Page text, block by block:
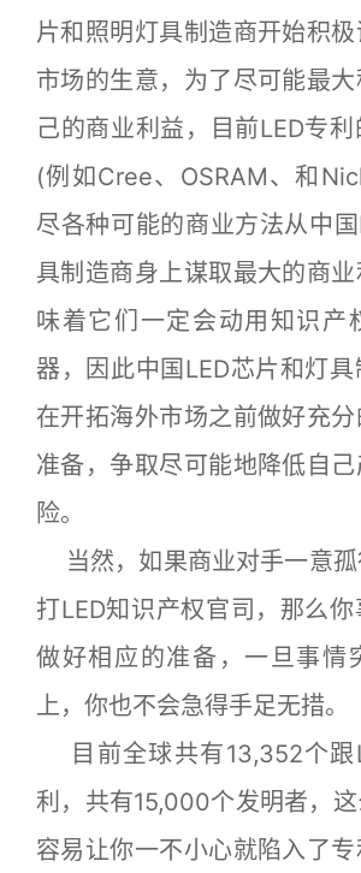
片和照明灯具制造商开始积
市场的生意，为了尽可能最
己的商业利益，目前LED专
(例如Cree、OSRAM、和
尽各种可能的商业方法从中
具制造商身上谋取最大的商
味着它们一定会动用知识产
器，因此中国LED芯片和灯
在开拓海外市场之前做好充
准备，争取尽可能地降低自
险。
当然，如果商业对手一意孤
打LED知识产权官司，那么
做好相应的准备，一旦事情
上，你也不会急得手足无措。
目前全球共有13,352个跟
利，共有15,000个发明者，
容易让你一不小心就陷入了专